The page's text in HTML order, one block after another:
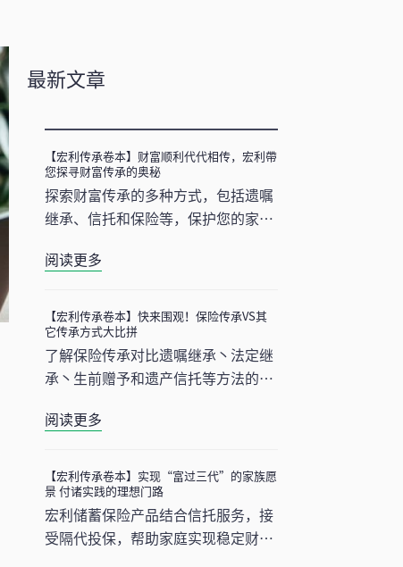
最新文章
【宏利传承卷本】财富顺利代代相传，宏利帶
您探寻财富传承的奥秘
探索财富传承的多种方式，包括遗嘱
继承、信托和保险等，保护您的家族
全新传承保障计划，满足您的传承需
阅读更多
【宏利传承卷本】快来围观！保险传承VS其
它传承方式大比拼
了解保险传承对比遗嘱继承丶法定继
承丶生前赠予和遗产信托等方法的优
和隐私保护方面的优势，助你实现财
阅读更多
【宏利传承卷本】实现“富过三代”的家族愿
景 付诸实践的理想门路
宏利储蓄保险产品结合信托服务，接
受隔代投保，帮助家庭实现稳定财富